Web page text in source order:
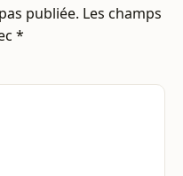
publiée. Les champs
*